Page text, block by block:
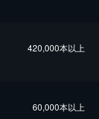
420,000本以上
60,000本以上